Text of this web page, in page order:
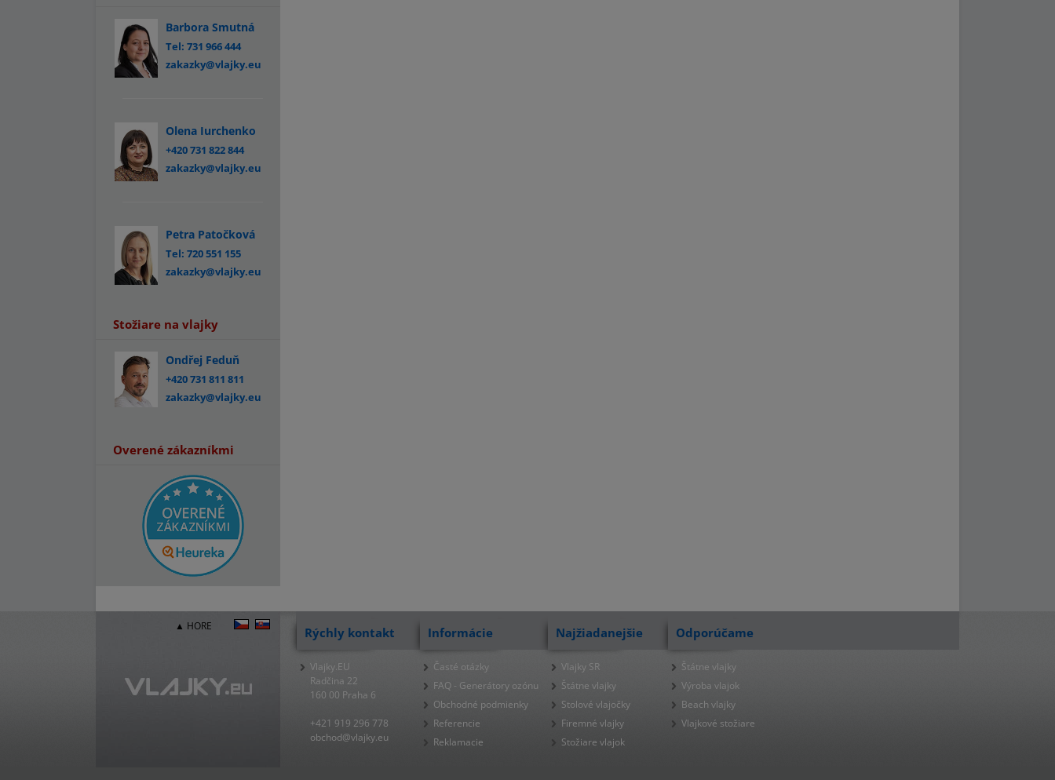
Barbora Smutná
Tel: 731 966 444
zakazky@vlajky.eu
Olena Iurchenko
+420 731 822 844
zakazky@vlajky.eu
Petra Patočková
Tel: 720 551 155
zakazky@vlajky.eu
Stožiare na vlajky
Ondřej Feduň
+420 731 811 811
zakazky@vlajky.eu
Overené zákazníkmi
▲ HORE Rýchly kontakt
Vlajky.EU
Radčina 22
160 00 Praha 6
+421 919 296 778
obchod@vlajky.eu
Informácie
Časté otázky
FAQ - Generátory ozónu
Obchodné podmienky
Referencie
Reklamacie
Najžiadanejšie
Vlajky SR
Štátne vlajky
Stolové vlajočky
Firemné vlajky
Stožiare vlajok
Odporúčame
Štátne vlajky
Výroba vlajok
Beach vlajky
Vlajkové stožiare